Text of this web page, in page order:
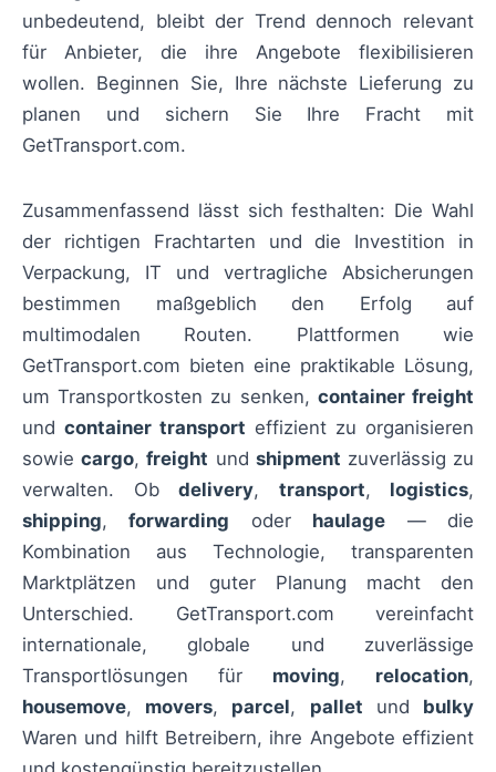
unbedeutend, bleibt der Trend dennoch relevant
für Anbieter, die ihre Angebote flexibilisieren
wollen. Beginnen Sie, Ihre nächste Lieferung zu
planen und sichern Sie Ihre Fracht mit
GetTransport.com.
Zusammenfassend lässt sich festhalten: Die Wahl
der richtigen Frachtarten und die Investition in
Verpackung, IT und vertragliche Absicherungen
bestimmen maßgeblich den Erfolg auf
multimodalen Routen. Plattformen wie
GetTransport.com bieten eine praktikable Lösung,
um Transportkosten zu senken, container freight
und container transport effizient zu organisieren
sowiecargo,freight und shipment zuverlässig zu
verwalten. Ob delivery, transport, logistics,
shipping,forwarding oder haulage — die
Kombination aus Technologie, transparenten
Marktplätzen und guter Planung macht den
Unterschied. GetTransport.com vereinfacht
internationale, globale und zuverlässige
Transportlösungen für moving, relocation,
housemove, movers, parcel, pallet und bulky
Waren und hilft Betreibern, ihre Angebote effizient